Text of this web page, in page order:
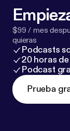
$99 / mes
quieras
Podcasts
20 horas
Podcast
Prueba